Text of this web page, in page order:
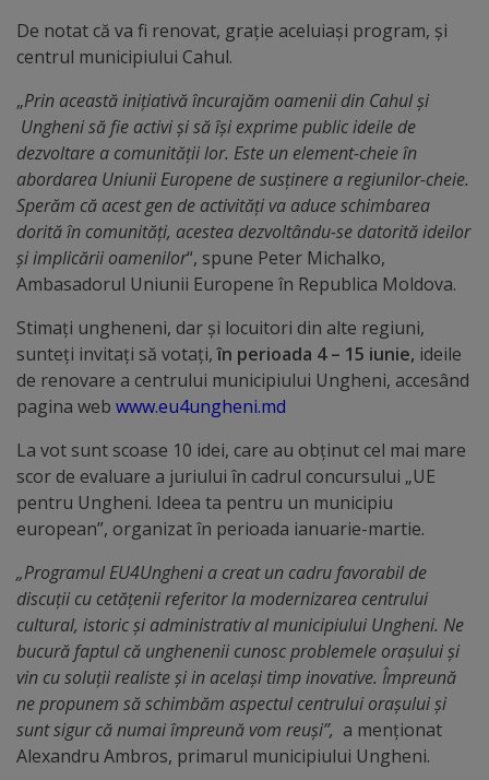
Diplome
de
Excelență
Ungheniul
turistic
Obiective
turistice
Sculpturi
(harta
Monumente
arhitecturale
Personalități
marcante
Sportivi
de
performanță
De notat că va fi renovat, grație aceluiași program, și
centrul municipiului Cahul.
„Prin această inițiativă încurajăm oamenii din Cahul și
Ungheni să fie activi și să își exprime public ideile de
dezvoltare a comunității lor. Este un element-cheie în
abordarea Uniunii Europene de susținere a regiunilor-cheie.
Sperăm că acest gen de activități va aduce schimbarea
dorită în comunități, acestea dezvoltându-se datorită ideilor
și implicării oamenilor“, spune Peter Michalko,
Ambasadorul Uniunii Europene în Republica Moldova.
Stimați ungheneni, dar și locuitori din alte regiuni,
sunteți invitați să votați,în perioada 4 – 15 iunie, ideile
de renovare a centrului municipiului Ungheni, accesând
pagina web www.eu4ungheni.md
La vot sunt scoase 10 idei, care au obţinut cel mai mare
scor de evaluare a juriului în cadrul concursului „UE
pentru Ungheni. Ideea ta pentru un municipiu
european”, organizat în perioada ianuarie-martie.
„Programul EU4Ungheni a creat un cadru favorabil de
discuții cu cetățenii referitor la modernizarea centrului
cultural, istoric și administrativ al municipiului Ungheni. Ne
bucură faptul că unghenenii cunosc problemele orașului și
vin cu soluții realiste și in același timp inovative. Împreună
ne propunem să schimbăm aspectul centrului orașului și
sunt sigur că numai împreună vom reuși”, a menționat
Alexandru Ambros, primarul municipiului Ungheni.